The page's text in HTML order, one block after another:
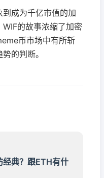
成为千亿市值的加
的故事浓缩了加密
币市场中有所斩
的判断。
经典？跟ETH有什